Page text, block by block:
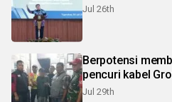
Jul 26th
Berpotensi
pencuri kabel
Jul 29th